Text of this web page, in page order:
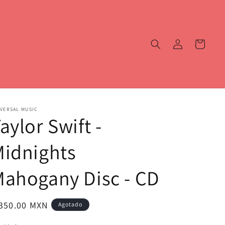
sesión
Carrito
MUSIC
Swift -
Disc - CD
MXN Agotado